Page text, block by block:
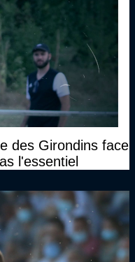
des Girondins face
l'essentiel